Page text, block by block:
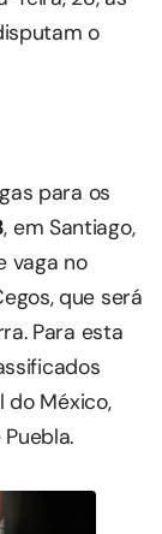
o
para os
, em Santiago,
vaga no
que será
Para esta
do México,